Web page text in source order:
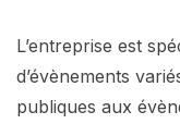
L’entreprise est
d’évènements
publiques aux